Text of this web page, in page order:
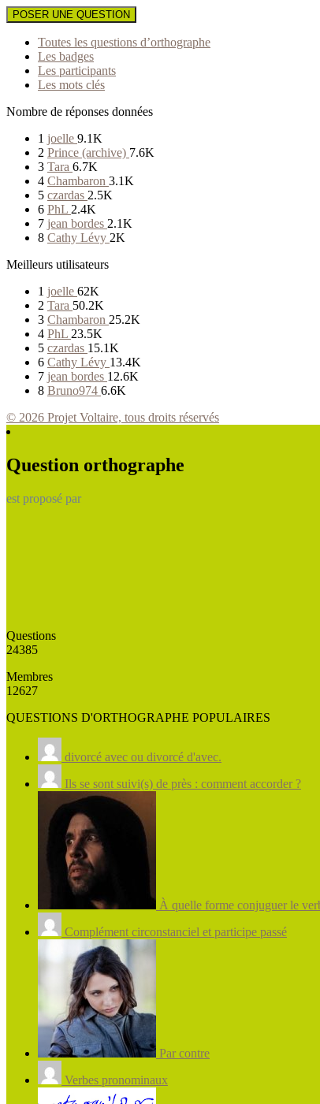
POSER UNE QUESTION
Toutes les questions d’orthographe
Les badges
Les participants
Les mots clés
Nombre de réponses données
1 joelle 9.1K
2 Prince (archive) 7.6K
3 Tara 6.7K
4 Chambaron 3.1K
5 czardas 2.5K
6 PhL 2.4K
7 jean bordes 2.1K
8 Cathy Lévy 2K
Meilleurs utilisateurs
1 joelle 62K
2 Tara 50.2K
3 Chambaron 25.2K
4 PhL 23.5K
5 czardas 15.1K
6 Cathy Lévy 13.4K
7 jean bordes 12.6K
8 Bruno974 6.6K
© 2026 Projet Voltaire, tous droits réservés
Question orthographe
est proposé par
Questions
24385
Membres
12627
QUESTIONS D'ORTHOGRAPHE POPULAIRES
divorcé avec ou divorcé d'avec.
Ils se sont suivi(s) de près : comment accorder ?
À quelle forme conjuguer le
Complément circonstanciel et participe passé
Par contre
Verbes pronominaux